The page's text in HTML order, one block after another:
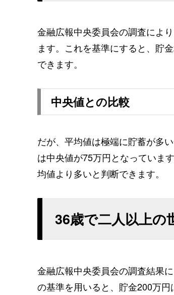
金融広報中央委員会の調査によ
ます。これを基準にすると、貯
できます。
中央値との比較
だが、平均値は極端に貯蓄が多
は中央値が75万円となっていま
均値より多いと判断できます。
36歳で二人以上の
金融広報中央委員会の調査結果
の基準を用いると、貯金200万